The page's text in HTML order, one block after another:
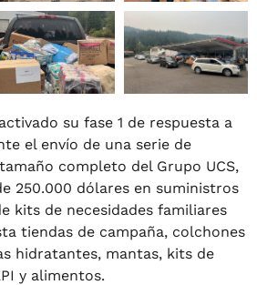
su fase 1 de respuesta a
el envío de una serie de
completo del Grupo UCS,
250.000 dólares en suministros
kits de necesidades familiares
tiendas de campaña, colchones
hidratantes, mantas, kits de
y alimentos.